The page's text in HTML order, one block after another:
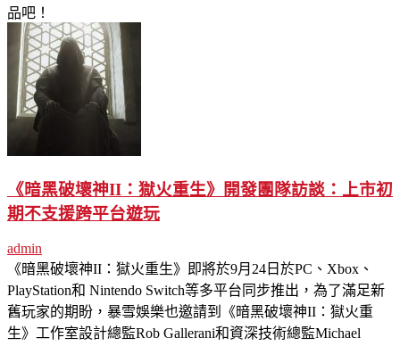
品吧！
《暗黑破壞神II：獄火重生》開發團隊訪談：上市初
期不支援跨平台遊玩
admin
《暗黑破壞神II：獄火重生》即將於9月24日於PC、Xbox、
PlayStation和 Nintendo Switch等多平台同步推出，為了滿足新
舊玩家的期盼，暴雪娛樂也邀請到《暗黑破壞神II：獄火重
生》工作室設計總監Rob Gallerani和資深技術總監Michael